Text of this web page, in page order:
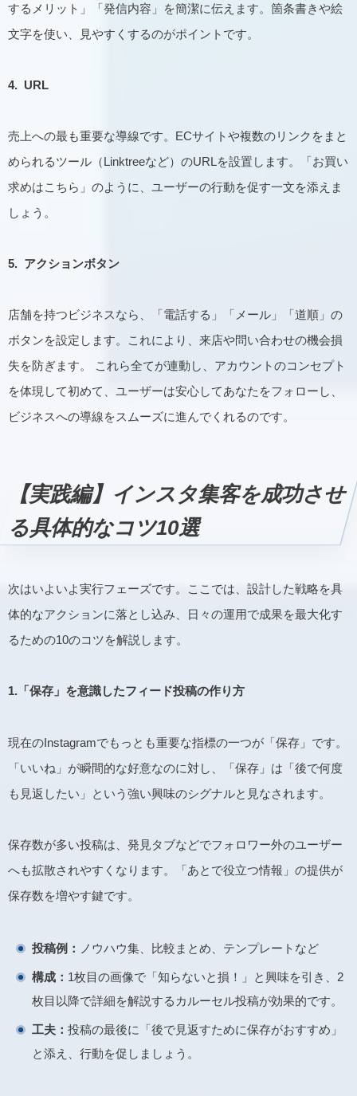
するメリット」「発信内容」を簡潔に伝えます。箇条書きや絵
文字を使い、見やすくするのがポイントです。
4. URL
売上への最も重要な導線です。ECサイトや複数のリンクをまと
められるツール（Linktreeなど）のURLを設置します。「お買い
求めはこちら」のように、ユーザーの行動を促す一文を添えま
しょう。
5. アクションボタン
店舗を持つビジネスなら、「電話する」「メール」「道順」の
ボタンを設定します。これにより、来店や問い合わせの機会損
失を防ぎます。 これら全てが連動し、アカウントのコンセプト
を体現して初めて、ユーザーは安心してあなたをフォローし、
ビジネスへの導線をスムーズに進んでくれるのです。
【実践編】インスタ集客を成功させ
る具体的なコツ10選
次はいよいよ実行フェーズです。ここでは、設計した戦略を具
体的なアクションに落とし込み、日々の運用で成果を最大化す
るための10のコツを解説します。
1. 「保存」を意識したフィード投稿の作り方
現在のInstagramでもっとも重要な指標の一つが「保存」です。
「いいね」が瞬間的な好意なのに対し、「保存」は「後で何度
も見返したい」という強い興味のシグナルと見なされます。
保存数が多い投稿は、発見タブなどでフォロワー外のユーザー
へも拡散されやすくなります。「あとで役立つ情報」の提供が
保存数を増やす鍵です。
投稿例： ノウハウ集、比較まとめ、テンプレートなど
構成： 1枚目の画像で「知らないと損！」と興味を引き、2
枚目以降で詳細を解説するカルーセル投稿が効果的です。
工夫： 投稿の最後に「後で見返すために保存がおすすめ」
と添え、行動を促しましょう。